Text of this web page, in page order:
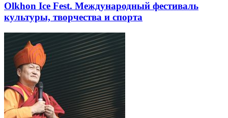
Olkhon Ice Fest. Международный фестиваль
культуры, творчества и спорта